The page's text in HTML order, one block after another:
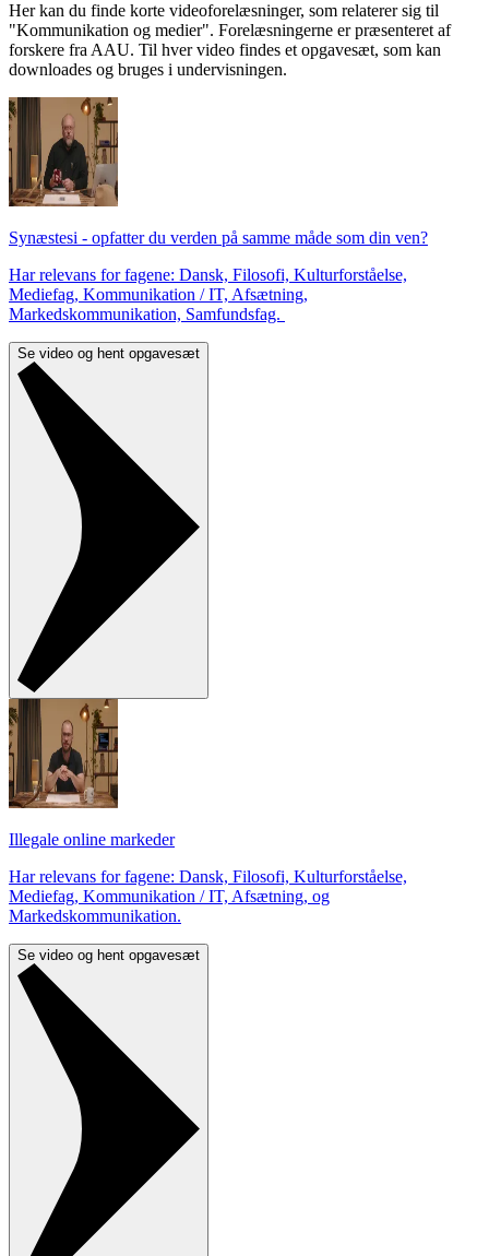
Her kan du finde korte videoforelæsninger, som relaterer sig til
"Kommunikation og medier". Forelæsningerne er præsenteret af
forskere fra AAU. Til hver video findes et opgavesæt, som kan
downloades og bruges i undervisningen.
Synæstesi - opfatter du verden på samme måde som din ven?
Har relevans for fagene: Dansk, Filosofi, Kulturforståelse,
Mediefag, Kommunikation / IT, Afsætning,
Markedskommunikation, Samfundsfag.
Se video og hent opgavesæt
Illegale online markeder
Har relevans for fagene: Dansk, Filosofi, Kulturforståelse,
Mediefag, Kommunikation / IT, Afsætning, og
Markedskommunikation.
Se video og hent opgavesæt